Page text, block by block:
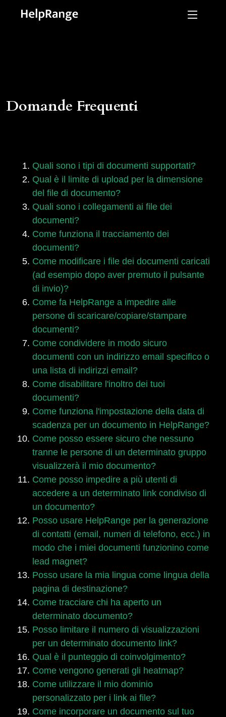
Domande Frequenti
Quali sono i tipi di documenti supportati?
Qual è il limite di upload per la dimensione
del file di documento?
Quali sono i collegamenti ai file dei
documenti?
Come funziona il tracciamento dei
documenti?
Come modificare i file dei documenti caricati
(ad esempio dopo aver premuto il pulsante
di invio)?
Come fa HelpRange a impedire alle
persone di scaricare/copiare/stampare
documenti?
Come condividere in modo sicuro
documenti con un indirizzo email specifico o
una lista di indirizzi email?
Come disabilitare l'inoltro dei tuoi
documenti?
Come funziona l'impostazione della data di
scadenza per un documento in HelpRange?
Come posso essere sicuro che nessuno
tranne le persone di un determinato gruppo
visualizzerà il mio documento?
Come posso impedire a più utenti di
accedere a un determinato link condiviso di
un documento?
Posso usare HelpRange per la generazione
di contatti (email, numeri di telefono, ecc.) in
modo che i miei documenti funzionino come
lead magnet?
Posso usare la mia lingua come lingua della
pagina di destinazione?
Come tracciare chi ha aperto un
determinato documento?
Posso limitare il numero di visualizzazioni
per un determinato documento link?
Qual è il punteggio di coinvolgimento?
Come vengono generati gli heatmap?
Come utilizzare il mio dominio
personalizzato per i link ai file?
Come incorporare un documento sul tuo